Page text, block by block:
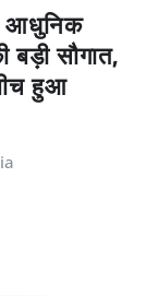
आधुनिक
सौगात,
हुआ